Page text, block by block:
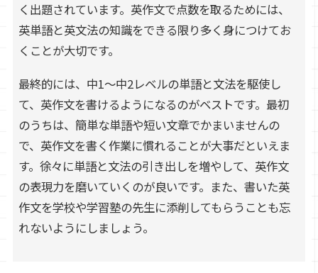
く出題されています。英作文で点数を取るためには、
英単語と英文法の知識をできる限り多く身につけてお
くことが大切です。
最終的には、中1～中2レベルの単語と文法を駆使し
て、英作文を書けるようになるのがベストです。最初
のうちは、簡単な単語や短い文章でかまいませんの
で、英作文を書く作業に慣れることが大事だといえま
す。徐々に単語と文法の引き出しを増やして、英作文
の表現力を磨いていくのが良いです。また、書いた英
作文を学校や学習塾の先生に添削してもらうことも忘
れないようにしましょう。